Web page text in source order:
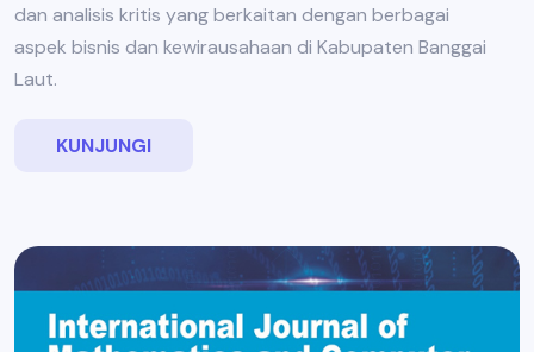
dan analisis kritis yang berkaitan dengan berbagai
aspek bisnis dan kewirausahaan di Kabupaten Banggai
Laut.
KUNJUNGI